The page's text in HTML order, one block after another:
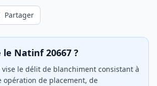
Partager
Natinf 20667 ?
vise le délit de blanchiment consistant à
opération de placement, de